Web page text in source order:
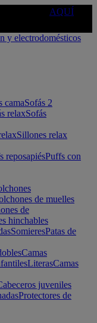
AQUÍ
camaSofás 2
relaxSofás
Sillones relax
reposapiésPuffs con
de muelles
de
hinchables
SomieresPatas de
Camas
LiterasCamas
juveniles
Protectores de